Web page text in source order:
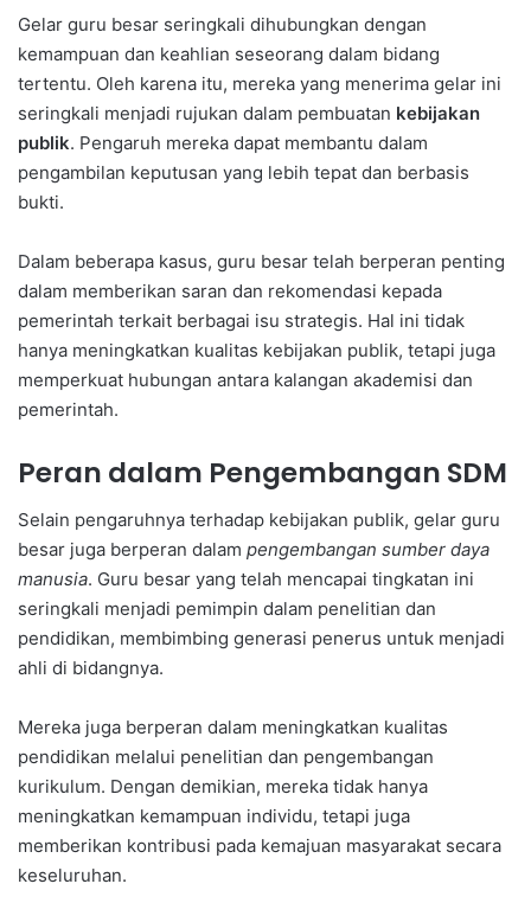
Gelar guru besar seringkali dihubungkan dengan
kemampuan dan keahlian seseorang dalam bidang
tertentu. Oleh karena itu, mereka yang menerima gelar ini
seringkali menjadi rujukan dalam pembuatan kebijakan
publik. Pengaruh mereka dapat membantu dalam
pengambilan keputusan yang lebih tepat dan berbasis
bukti.
Dalam beberapa kasus, guru besar telah berperan penting
dalam memberikan saran dan rekomendasi kepada
pemerintah terkait berbagai isu strategis. Hal ini tidak
hanya meningkatkan kualitas kebijakan publik, tetapi juga
memperkuat hubungan antara kalangan akademisi dan
pemerintah.
Peran dalam Pengembangan SDM
Selain pengaruhnya terhadap kebijakan publik, gelar guru
besar juga berperan dalam pengembangan sumber daya
manusia. Guru besar yang telah mencapai tingkatan ini
seringkali menjadi pemimpin dalam penelitian dan
pendidikan, membimbing generasi penerus untuk menjadi
ahli di bidangnya.
Mereka juga berperan dalam meningkatkan kualitas
pendidikan melalui penelitian dan pengembangan
kurikulum. Dengan demikian, mereka tidak hanya
meningkatkan kemampuan individu, tetapi juga
memberikan kontribusi pada kemajuan masyarakat secara
keseluruhan.